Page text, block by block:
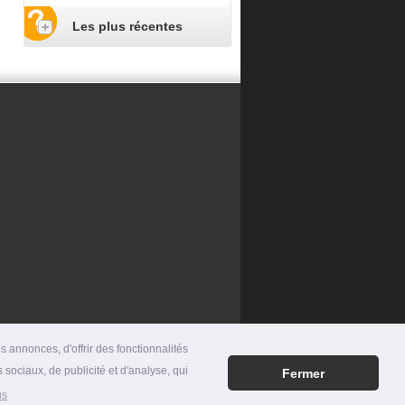
annonces, d'offrir des fonctionnalités
de publicité et d'analyse, qui
Fermer
Les plus récentes